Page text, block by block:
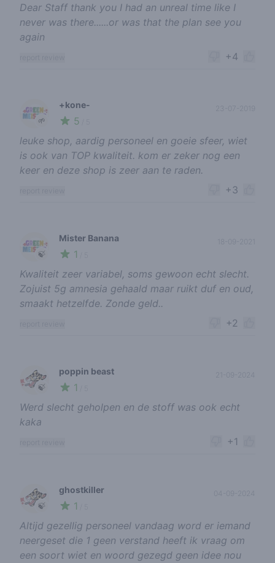
Dear Staff thank you I had an unreal time like I
never was there......or was that the plan see you
again
+4
🌱
+kone-
5
23-07-2019
leuke shop, aardig personeel en goeie sfeer, wiet
is ook van TOP kwaliteit. kom er zeker nog een
keer en deze shop is zeer aan te raden.
+3
🍃
Mister Banana
1
Kwaliteit zeer variabel, soms gewoon echt slecht.
Zojuist 5g amnesia gehaald maar ruikt duf en oud,
smaakt hetzelfde. Zonde geld..
+2
🍃
poppin beast
1
Werd slecht geholpen en de stoff was ook echt
kaka
+1
🍃
ghostkiller
1
Altijd gezellig personeel vandaag word er iemand
neergeset die 1 geen verstand heeft ik vraag om
een soort wiet en woord gezegd geen idee nou